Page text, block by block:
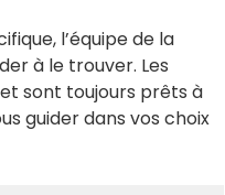
l’équipe de la
à le trouver. Les
sont toujours prêts à
guider dans vos choix